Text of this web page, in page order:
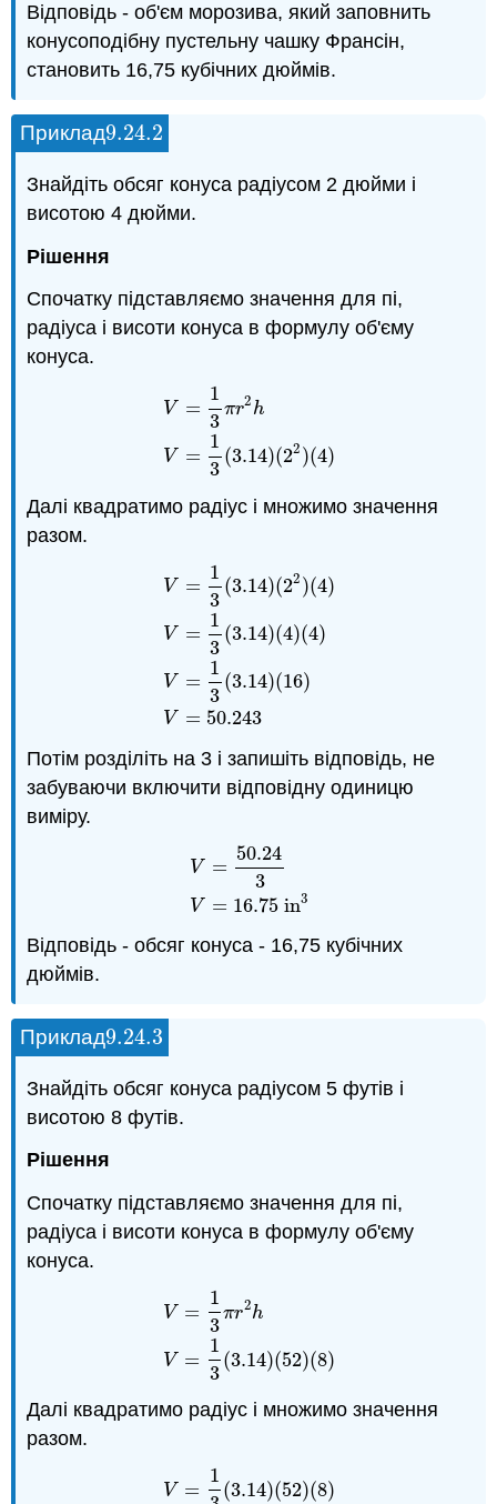
Відповідь - об'єм морозива, який заповнить
конусоподібну пустельну чашку Франсін,
становить 16,75 кубічних дюймів.
Приклад9.24.2
9.24.2
Знайдіть обсяг конуса радіусом 2 дюйми і
висотою 4 дюйми.
Рішення
Спочатку підставляємо значення для пі,
радіуса і висоти конуса в формулу об'єму
конуса.
V
V
=
1
3
πr2h
=
1
3
(3.14)(22)(4)
π
Далі квадратимо радіус і множимо значення
разом.
V
V
V
V
=
1
3
(3.14)(22)(4)
=
1
3
(3.14)(4)(4)
=
1
3
(3.14)(16)
= 50.243
V (3.14) (22)( 4)V
Потім розділіть на 3 і запишіть відповідь, не
забуваючи включити відповідну одиницю
виміру.
V
V
=
50.24
3
= 16.75 in3
V 50.243
Відповідь - обсяг конуса - 16,75 кубічних
дюймів.
Приклад9.24.3
9.24.3
Знайдіть обсяг конуса радіусом 5 футів і
висотою 8 футів.
Рішення
Спочатку підставляємо значення для пі,
радіуса і висоти конуса в формулу об'єму
конуса.
V
V
=
1
3
πr2h
=
1
3
(3.14)(52)(8)
π
Далі квадратимо радіус і множимо значення
разом.
V =
1
(3.14)(52)(8)